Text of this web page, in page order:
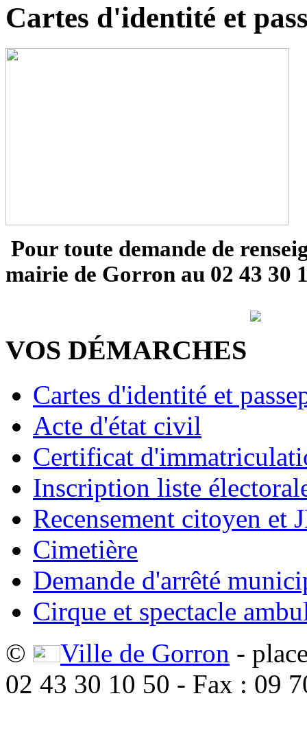
Cartes d'identité et
Pour toute demande de
mairie de Gorron au 02 43 30
VOS DÉMARCHES
Cartes d'identité et
Acte d'état civil
Certificat
Inscription liste
Recensement citoyen et
Cimetière
Demande d'arrêté
Cirque et spectacle
©
Ville de Gorron -
02 43 30 10 50 - Fax : 09